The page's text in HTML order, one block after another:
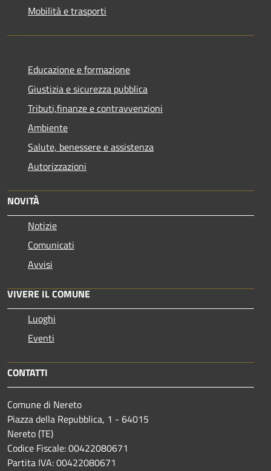
Mobilità e trasporti
Educazione e formazione
Giustizia e sicurezza pubblica
Tributi,finanze e contravvenzioni
Ambiente
Salute, benessere e assistenza
Autorizzazioni
NOVITÀ
Notizie
Comunicati
Avvisi
VIVERE IL COMUNE
Luoghi
Eventi
CONTATTI
Comune di Nereto
Piazza della Repubblica, 1 - 64015
Nereto (TE)
Codice Fiscale: 00422080671
Partita IVA: 00422080671